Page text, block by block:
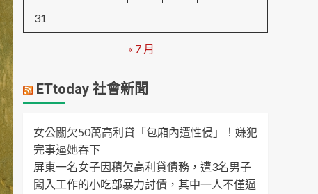
31
« 7 月
ETtoday 社會新聞
女公關欠50萬高利貸「包廂內遭性侵」！嫌犯
完事逼她吞下
屏東一名女子因積欠高利貸債務，遭3名男子
闖入工作的小吃部暴力討債，其中一人不僅逼